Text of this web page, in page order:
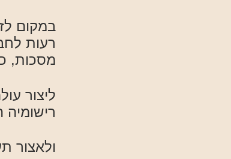
במקום
רעות
מסכות,
ליצור
ולאצור